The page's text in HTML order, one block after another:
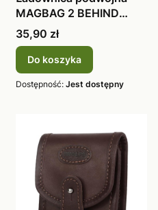
MAGBAG 2 BEHIND
WZ.93 Dominator
Cena
35,90 zł
Do koszyka
Dostępność: Jest dostępny